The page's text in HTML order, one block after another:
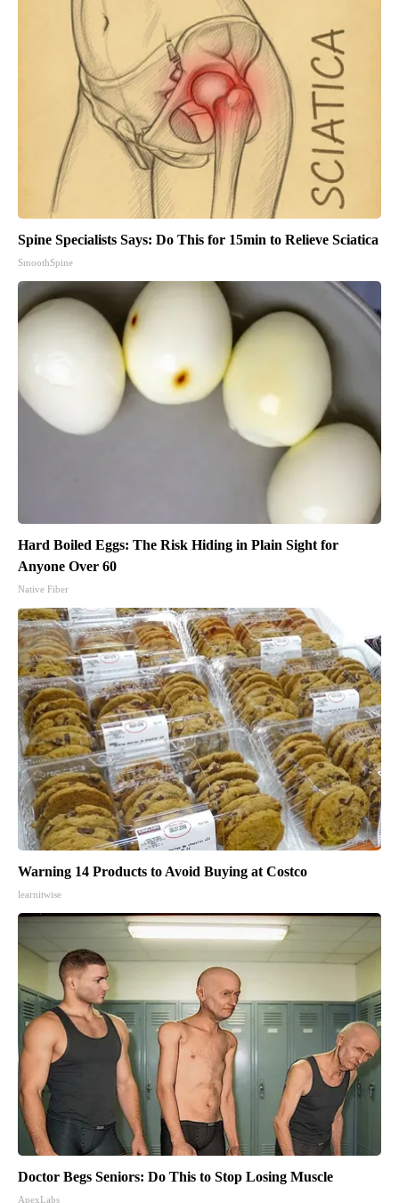
Spine Specialists Says: Do This for 15min to Relieve Sciatica
SmoothSpine
Hard Boiled Eggs: The Risk Hiding in Plain Sight for
Anyone Over 60
Native Fiber
Warning 14 Products to Avoid Buying at Costco
learnitwise
Doctor Begs Seniors: Do This to Stop Losing Muscle
ApexLabs